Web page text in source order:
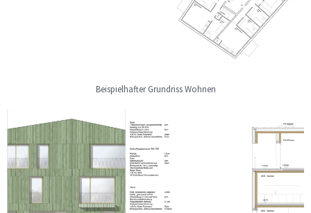
Beispielhafter Grundriss Wohnen